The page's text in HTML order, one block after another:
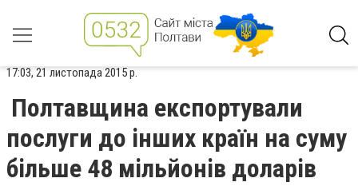
17:03, 21 листопада 2015 р.
Полтавщина експортували
послуги до інших країн на суму
більше 48 мільйонів доларів